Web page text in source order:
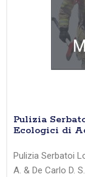
Pulizia
Ecologici di
Pulizia Serbatoi
A. & De Carlo D.